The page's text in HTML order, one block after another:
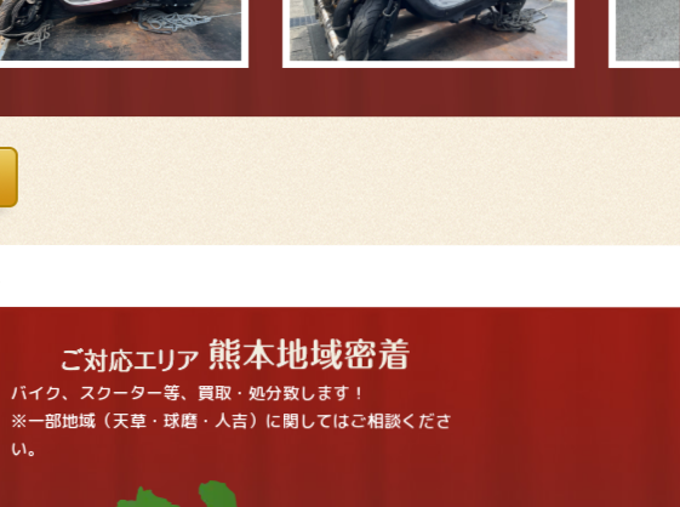
バイク、スクーター等、買取・処分致します！
※一部地域（天草・球磨・人吉）に関してはご相談くださ
い。